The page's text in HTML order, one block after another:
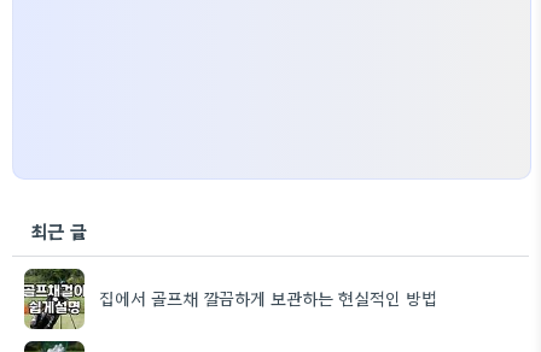
최근 글
집에서 골프채 깔끔하게 보관하는 현실적인 방법